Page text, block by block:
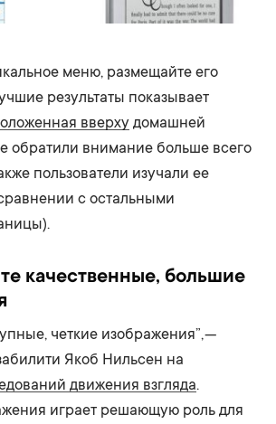
меню, размещайте его
результаты показывает
вверху домашней
обратили внимание больше всего
пользователи изучали ее
с остальными
качественные, большие
четкие изображения”, —
Якоб Нильсен на
движения взгляда.
играет решающую роль для